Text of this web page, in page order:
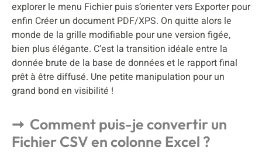
explorer le menu Fichier puis s’orienter vers Exporter pour
enfin Créer un document PDF/XPS. On quitte alors le
monde de la grille modifiable pour une version figée,
bien plus élégante. C’est la transition idéale entre la
donnée brute de la base de données et le rapport final
prêt à être diffusé. Une petite manipulation pour un
grand bond en visibilité !
Comment puis-je convertir un
Fichier CSV en colonne Excel ?